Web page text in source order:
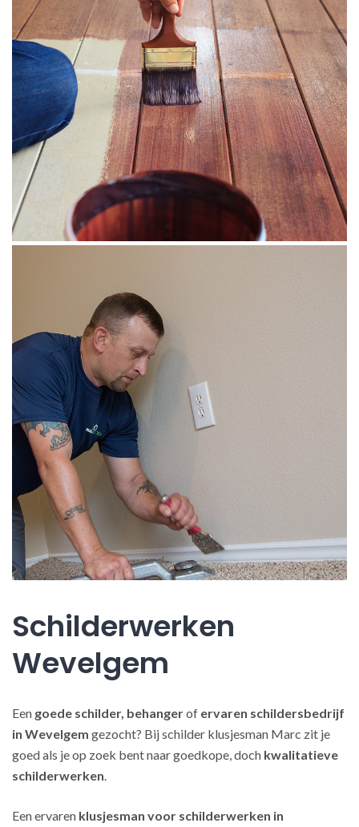
Schilderwerken
Wevelgem
Een goede schilder, behangerof ervaren schildersbedrijf
in Wevelgem gezocht? Bij schilder klusjesman Marc zit je
goed als je op zoek bent naar goedkope, doch kwalitatieve
schilderwerken.
Een ervaren klusjesman voor schilderwerken in